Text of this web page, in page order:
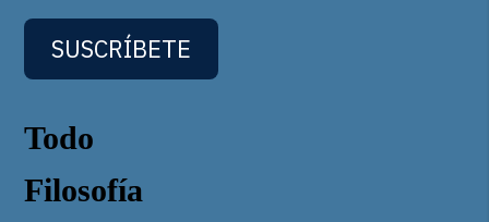
Todo
Filosofía
SUSCRÍBETE